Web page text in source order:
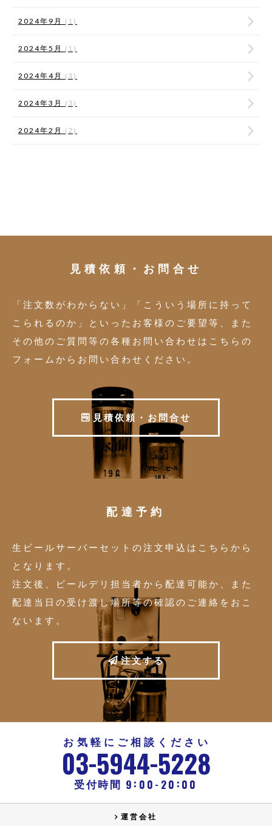
2024年9月 (1)
2024年5月 (1)
2024年4月 (3)
2024年3月 (3)
2024年2月 (2)
見積依頼・お問合せ
「注文数がわからない」「こういう場所に持って
こられるのか」といったお客様のご要望等、また
その他のご質問等の各種お問い合わせはこちらの
フォームからお問い合わせください。
見積依頼 ・ お 問 合せ
配達予約
生ビールサーバーセットの注文申込はこちらから
となります。
注文後、ビールデリ担当者から配達可能か、また
配達当日の受け渡し場所等の確認のご連絡をおこ
ないます。
注文する
お気軽にご相談ください
03-5944-5228
受付時間 9 : 00 - 20 : 00
運営会社